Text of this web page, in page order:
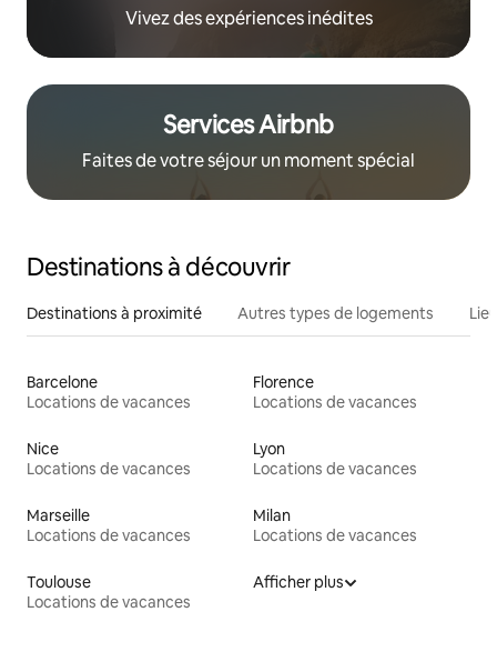
Vivez des expériences inédites
Services Airbnb
Faites de votre séjour un moment spécial
Destinations à découvrir
Destinations à proximité Autres types de logements
Barcelone
Locations de vacances
Florence
Locations de vacances
Nice
Locations de vacances
Lyon
Locations de vacances
Marseille
Locations de vacances
Milan
Locations de vacances
Toulouse
Locations de vacances
Afficher plus